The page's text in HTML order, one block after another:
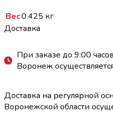
Вес0.425 кг
Доставка
При заказе до 9:00
Воронеж
Доставка на регулярной
Воронежской области